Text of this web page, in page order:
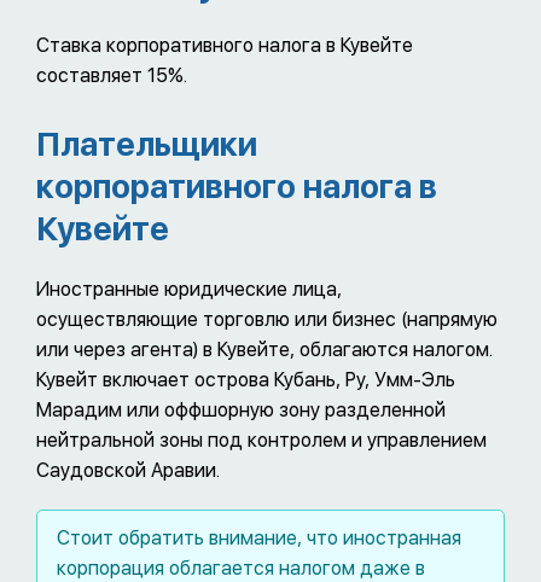
Ставка корпоративного налога в Кувейте
составляет 15%.
Плательщики
корпоративного налога в
Кувейте
Иностранные юридические лица,
осуществляющие торговлю или бизнес (напрямую
или через агента) в Кувейте, облагаются налогом.
Кувейт включает острова Кубань, Ру, Умм-Эль
Марадим или оффшорную зону разделенной
нейтральной зоны под контролем и управлением
Саудовской Аравии.
Стоит обратить внимание, что иностранная
корпорация облагается налогом даже в